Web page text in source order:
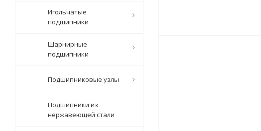
Игольчатые
подшипники
Шарнирные
подшипники
Подшипниковые узлы
Подшипники из
нержавеющей стали